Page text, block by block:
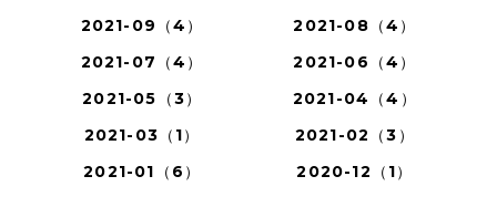
2021-09（4）
2021-08（4）
2021-07（4）
2021-06（4）
2021-05（3）
2021-04（4）
2021-03（1）
2021-02（3）
2021-01（6）
2020-12（1）